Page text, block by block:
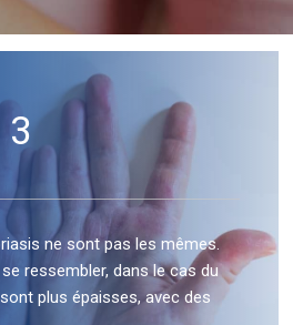
3
ne sont pas les mêmes.
ressembler, dans le cas du
plus épaisses, avec des